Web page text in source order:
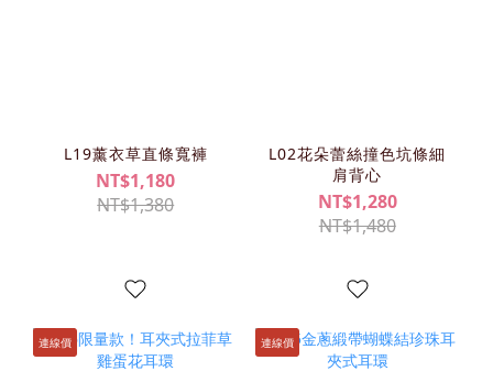
L19薰衣草直條寬褲
NT$1,180
NT$1,380
L02花朵蕾絲撞色坑條細
肩背心
NT$1,280
NT$1,480
連線價 連線價